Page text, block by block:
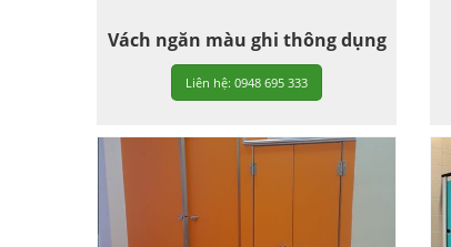
Vách ngăn màu ghi thông dụng
Liên hệ: 0948 695 333